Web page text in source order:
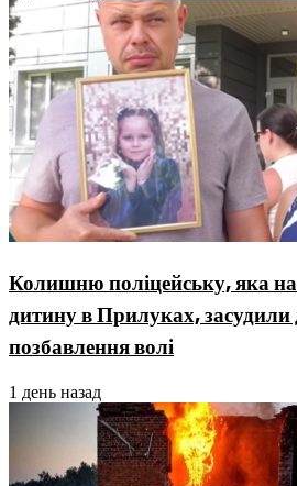
Колишню поліцейську, яка
дитину в Прилуках,
позбавлення волі
1 день назад